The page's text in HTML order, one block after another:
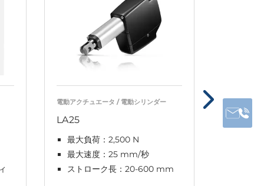
電動アクチュエータ / 電動シリンダー
LA25
最大負荷：2,500 N
最大速度：25 mm/秒
ストローク長：20-600 mm
電動アクチ
LA33